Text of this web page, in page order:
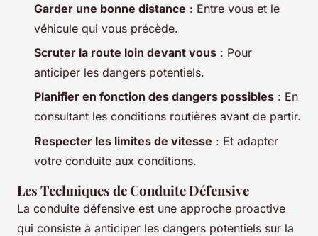
Garder une bonne distance : Entre vous et le
véhicule qui vous précède.
Scruter la route loin devant vous : Pour
anticiper les dangers potentiels.
Planifier en fonction des dangers possibles : En
consultant les conditions routières avant de partir.
Respecter les limites de vitesse : Et adapter
votre conduite aux conditions.
Les Techniques de Conduite Défensive
La conduite défensive est une approche proactive
qui consiste à anticiper les dangers potentiels sur la